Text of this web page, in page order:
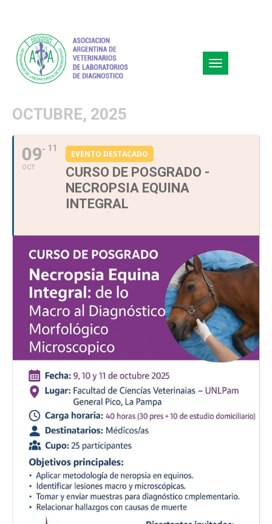
Toggle
OCTUBRE, 2025
09
OCT
11
EVENTO DESTACADO
CURSO DE POSGRADO -
NECROPSIA EQUINA
INTEGRAL